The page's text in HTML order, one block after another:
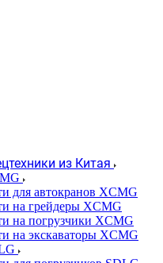
из Китая
для автокранов XCMG
на грейдеры XCMG
на погрузчики XCMG
на экскаваторы XCMG